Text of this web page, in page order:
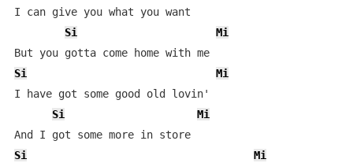
I can give you what you want
Si
Mi
But you gotta come home with me
Si
Mi
I have got some good old lovin'
Si
Mi
And I got some more in store
Si
Mi